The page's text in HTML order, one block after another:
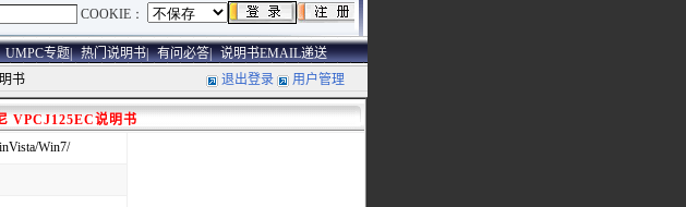
UMPC专题| 热门说明书| 有问必答| 说明书EMAIL递送
书 退出登录 用户管理
VPCJ125EC说明书
Win7/